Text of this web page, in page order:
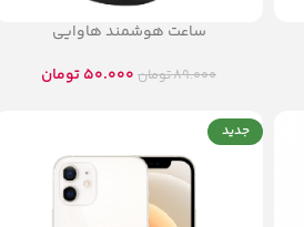
ساعت هوشمند هاوایی
89.000تومان 50.000تومان
جدید